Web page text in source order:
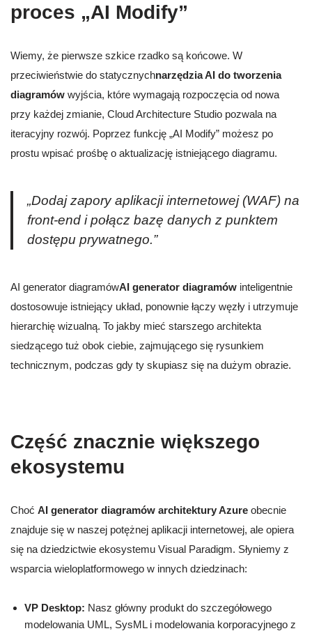
proces „AI Modify”
Wiemy, że pierwsze szkice rzadko są końcowe. W
przeciwieństwie do statycznychnarzędzia AI do tworzenia
diagramów wyjścia, które wymagają rozpoczęcia od nowa
przy każdej zmianie, Cloud Architecture Studio pozwala na
iteracyjny rozwój. Poprzez funkcję „AI Modify” możesz po
prostu wpisać prośbę o aktualizację istniejącego diagramu.
„Dodaj zapory aplikacji internetowej (WAF) na
front-end i połącz bazę danych z punktem
dostępu prywatnego.”
AI generator diagramówAI generator diagramów inteligentnie
dostosowuje istniejący układ, ponownie łączy węzły i utrzymuje
hierarchię wizualną. To jakby mieć starszego architekta
siedzącego tuż obok ciebie, zajmującego się rysunkiem
technicznym, podczas gdy ty skupiasz się na dużym obrazie.
Część znacznie większego
ekosystemu
Choć AI generator diagramów architektury Azure obecnie
znajduje się w naszej potężnej aplikacji internetowej, ale opiera
się na dziedzictwie ekosystemu Visual Paradigm. Słyniemy z
wsparcia wieloplatformowego w innych dziedzinach:
VP Desktop: Nasz główny produkt do szczegółowego
modelowania UML, SysML i modelowania korporacyjnego z